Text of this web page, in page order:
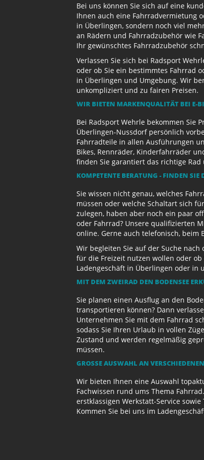
Bei uns können Sie sich auf eine
Ihnen auch eine Fahrradvermietung
in Überlingen, sondern noch viel
an Rädern und Fahrradzubehör wie
Ihr gewünschtes Fahrradzubehör
Verlassen Sie sich bei Radsport
oder ob Sie ein bestimmtes Fahrrad
in Überlingen und Umgebung. Wir
unkompliziert und zu fairen Preisen.
WIR BIETEN MARKENQUALITÄT BEI E-
Bei Radsport Wehrle bekommen Sie
Überlingen-Nussdorf persönlich
Fahrradteile in allen Ausführungen
Bikes, Rennräder, Kinderfahrräder
finden Sie garantiert das richtige
KOMPETENTE BERATUNG - FINDEN SIE
Sie wissen nicht genau, welches
müssen oder welche Schaltart sich
zulegen, haben aber noch ein paar
oder Fahrrad? Unsere qualifizierten
online. Gerne auch telefonisch,
Wir begleiten Sie auf der Suche nach
für die Freizeit nutzen wollen oder
Ladengeschäft in Überlingen oder in
MIT DEM ZWEIRAD DEN BODENSEE
Sie planen einen Ausflug an den
transportieren können? Dann
Unternehmen Sie mit dem Fahrrad
sodass Sie Ihren Urlaub in vollen
Zustand und werden regelmäßig
müssen.
GROSSE AUSWAHL AN
Wir bieten Ihnen eine Auswahl
Fachwissen rund ums Thema
erstklassigen Werkstatt-Service
Kommen Sie bei uns im